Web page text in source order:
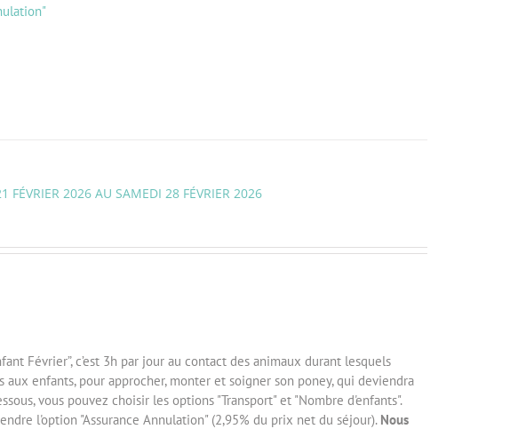
FÉVRIER 2026 AU SAMEDI 28 FÉVRIER 2026
Février”, c’est 3h par jour au contact des animaux durant lesquels
aux enfants, pour approcher, monter et soigner son poney, qui deviendra
vous pouvez choisir les options "Transport" et "Nombre d'enfants".
l'option "Assurance Annulation" (2,95% du prix net du séjour). Nous